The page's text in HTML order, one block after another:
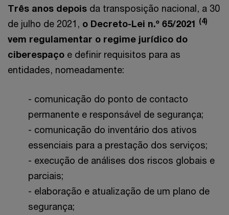
Três anos depois da transposição nacional, a 30
de julho de 2021, o Decreto-Lei n.º 65/2021 (4)
vem regulamentar o regime jurídico do
ciberespaço e definir requisitos para as
entidades, nomeadamente:
- comunicação do ponto de contacto
permanente e responsável de segurança;
- comunicação do inventário dos ativos
essenciais para a prestação dos serviços;
- execução de análises dos riscos globais e
parciais;
- elaboração e atualização de um plano de
segurança;